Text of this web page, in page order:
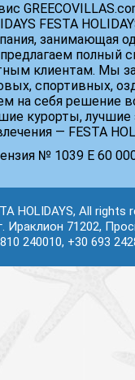
FESTA
занимающая
полный
клиентам. Мы
спортивных,
на себя решение
курорты, лучшие
— FESTA
№ 1039 Е 60
HOLIDAYS, All rights
Ираклион 71202,
240010, +30 693